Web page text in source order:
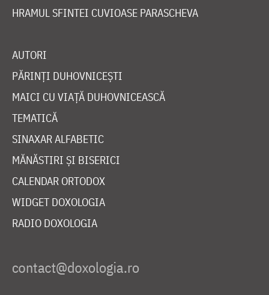
HRAMUL SFINTEI CUVIOASE PARASCHEVA
AUTORI
PĂRINȚI DUHOVNICEȘTI
MAICI CU VIAȚĂ DUHOVNICEASCĂ
TEMATICĂ
SINAXAR ALFABETIC
MĂNĂSTIRI ȘI BISERICI
CALENDAR ORTODOX
WIDGET DOXOLOGIA
RADIO DOXOLOGIA